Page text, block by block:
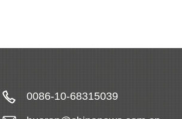
0086-10-68315039